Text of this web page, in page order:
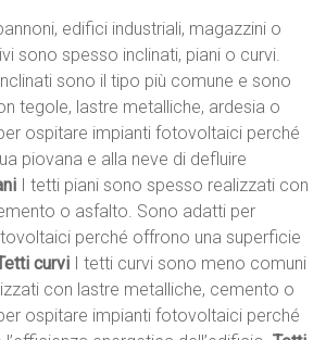
edifici industriali, magazzini o
sono spesso inclinati, piani o curvi.
sono il tipo più comune e sono
tegole, lastre metalliche, ardesia o
ospitare impianti fotovoltaici perché
piovana e alla neve di defluire
I tetti piani sono spesso realizzati con
o asfalto. Sono adatti per
perché offrono una superficie
curvi I tetti curvi sono meno comuni
con lastre metalliche, cemento o
ospitare impianti fotovoltaici perché